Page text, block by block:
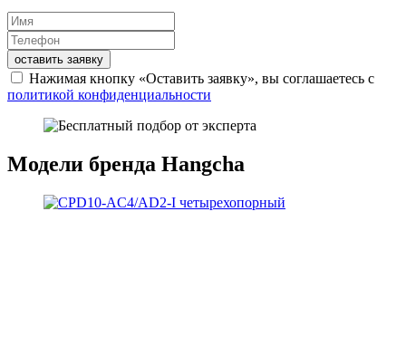
оставить заявку
Нажимая кнопку «Оставить заявку», вы соглашаетесь с
политикой конфиденциальности
Модели бренда Hangcha